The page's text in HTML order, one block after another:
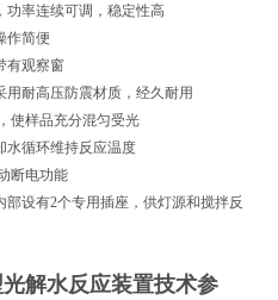
功率连续可调，稳定性高
作简便
有观察窗
用耐高压防震材质，经久耐用
使样品充分混匀受光
水循环维持反应温度
断电功能
设有2个专用插座，供灯源和搅拌反
解水反应装置技术参